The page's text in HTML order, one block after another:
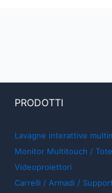
PRODOTTI
Lavagne interattive
Monitor Multitouch /
Videoproiettori
Carrelli / Armadi /